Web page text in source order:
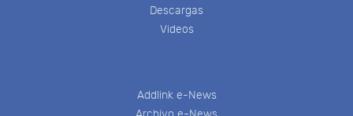
Descargas
Videos
Addlink e-News